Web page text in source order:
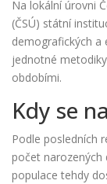
Na lokální úrovni
(ČSÚ) státní
demografických a
jednotné
obdobími.
Kdy se
Podle posledních
počet narozených
populace tehdy